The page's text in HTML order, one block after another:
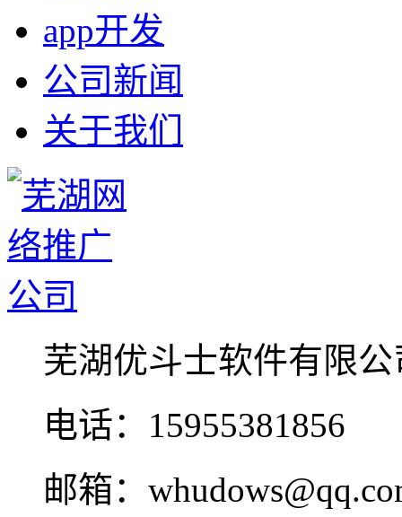
app开发
公司新闻
关于我们
芜湖优斗士软件有限公
电话：15955381856
邮箱：